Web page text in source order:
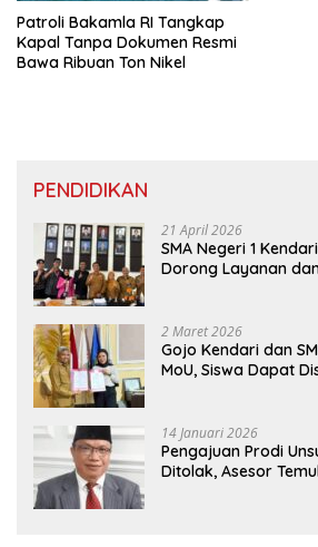
Patroli Bakamla RI Tangkap
Kapal Tanpa Dokumen Resmi
Bawa Ribuan Ton Nikel
PENDIDIKAN
21 April 2026
SMA Negeri 1
Dorong Layanan
2 Maret 2026
Gojo Kendari dan
MoU, Siswa Dapat
14 Januari 2026
Pengajuan Prodi
Ditolak, Asesor